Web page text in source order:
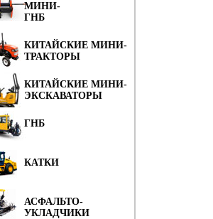
МИНИ-
ГНБ
КИТАЙСКИЕ МИНИ-
ТРАКТОРЫ
КИТАЙСКИЕ МИНИ-
ЭКСКАВАТОРЫ
ГНБ
КАТКИ
АСФАЛЬТО-
УКЛАДЧИКИ